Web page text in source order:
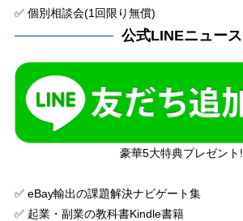
✅ 個別相談会(1回限り無償)
公式LINEニュース
豪華5大特典プレゼント!
✅ eBay輸出の課題解決ナビゲート集
✅ 起業・副業の教科書Kindle書籍